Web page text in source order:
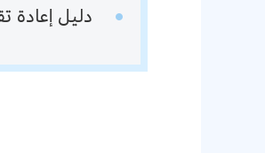
دليل إعادة